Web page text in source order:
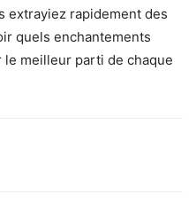
extrayiez rapidement des
quels enchantements
meilleur parti de chaque